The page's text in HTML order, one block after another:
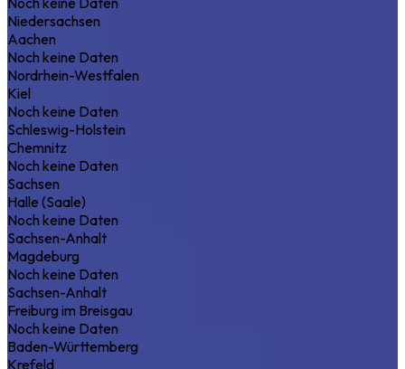
Niedersachsen
Aachen
Noch keine Daten
Nordrhein-Westfalen
Kiel
Noch keine Daten
Schleswig-Holstein
Chemnitz
Noch keine Daten
Sachsen
Halle (Saale)
Noch keine Daten
Sachsen-Anhalt
Magdeburg
Noch keine Daten
Sachsen-Anhalt
Freiburg im Breisgau
Noch keine Daten
Baden-Württemberg
Krefeld